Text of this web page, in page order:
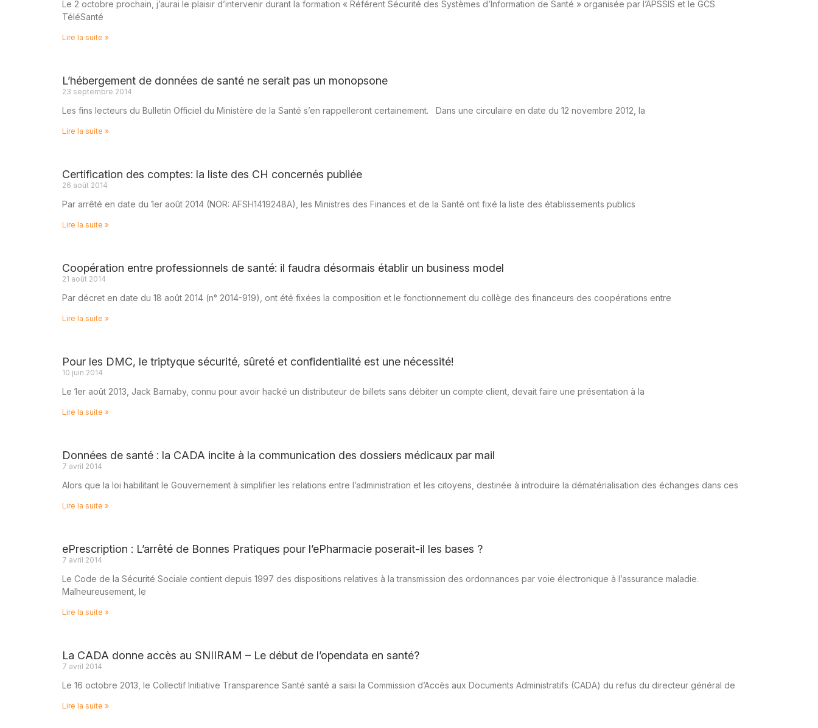
Le 2 octobre prochain, j’aurai le plaisir d’intervenir durant la formation « Référent Sécurité des Systèmes d’Information de Santé » organisée par l’APSSIS et le GCS
TéléSanté
Lire la suite »
L’hébergement de données de santé ne serait pas un monopsone
23 septembre 2014
Les fins lecteurs du Bulletin Officiel du Ministère de la Santé s’en rappelleront certainement. Dans une circulaire en date du 12 novembre 2012, la
Lire la suite »
Certification des comptes: la liste des CH concernés publiée
26 août 2014
Par arrêté en date du 1er août 2014 (NOR: AFSH1419248A), les Ministres des Finances et de la Santé ont fixé la liste des établissements publics
Lire la suite »
Coopération entre professionnels de santé: il faudra désormais établir un business model
21 août 2014
Par décret en date du 18 août 2014 (n° 2014-919), ont été fixées la composition et le fonctionnement du collège des financeurs des coopérations entre
Lire la suite »
Pour les DMC, le triptyque sécurité, sûreté et confidentialité est une nécessité!
10 juin 2014
Le 1er août 2013, Jack Barnaby, connu pour avoir hacké un distributeur de billets sans débiter un compte client, devait faire une présentation à la
Lire la suite »
Données de santé : la CADA incite à la communication des dossiers médicaux par mail
7 avril 2014
Alors que la loi habilitant le Gouvernement à simplifier les relations entre l’administration et les citoyens, destinée à introduire la dématérialisation des échanges dans ces
Lire la suite »
ePrescription : L’arrêté de Bonnes Pratiques pour l’ePharmacie poserait-il les bases ?
7 avril 2014
Le Code de la Sécurité Sociale contient depuis 1997 des dispositions relatives à la transmission des ordonnances par voie électronique à l’assurance maladie.
Malheureusement, le
Lire la suite »
La CADA donne accès au SNIIRAM – Le début de l’opendata en santé?
7 avril 2014
Le 16 octobre 2013, le Collectif Initiative Transparence Santé santé a saisi la Commission d’Accès aux Documents Administratifs (CADA) du refus du directeur général de
Lire la suite »